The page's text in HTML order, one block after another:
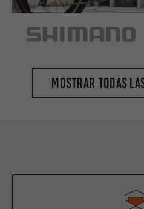
Mostrar todas